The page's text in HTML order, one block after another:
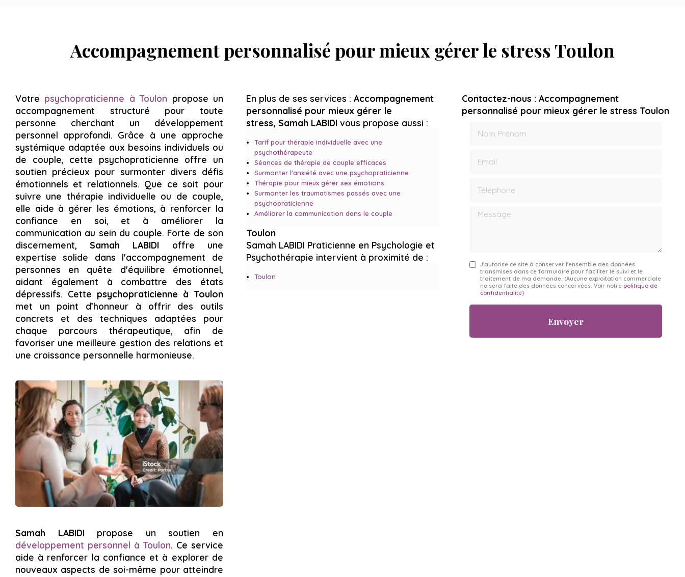
Accompagnement personnalisé pour mieux gérer le stress Toulon
Votre psychopraticienne à Toulon propose un
accompagnement structuré pour toute
personne cherchant un développement
personnel approfondi. Grâce à une approche
systémique adaptée aux besoins individuels ou
de couple, cette psychopraticienne offre un
soutien précieux pour surmonter divers défis
émotionnels et relationnels. Que ce soit pour
suivre une thérapie individuelle ou de couple,
elle aide à gérer les émotions, à renforcer la
confiance en soi, et à améliorer la
communication au sein du couple. Forte de son
discernement, Samah LABIDI offre une
expertise solide dans l'accompagnement de
personnes en quête d'équilibre émotionnel,
aidant également à combattre des états
dépressifs. Cette psychopraticienne à Toulon
met un point d’honneur à offrir des outils
concrets et des techniques adaptées pour
chaque parcours thérapeutique, afin de
favoriser une meilleure gestion des relations et
une croissance personnelle harmonieuse.
Samah LABIDIpropose un soutien en
développement personnel à Toulon. Ce service
aide à renforcer la confiance et à explorer de
nouveaux aspects de soi-même pour atteindre
En plus de ses services : Accompagnement
personnalisé pour mieux gérer le
stress, Samah LABIDIvous propose aussi :
Tarif pour thérapie individuelle avec une
psychothérapeute
Séances de thérapie de couple efficaces
Surmonter l'anxiété avec une psychopraticienne
Thérapie pour mieux gérer ses émotions
Surmonter les traumatismes passés avec une
psychopraticienne
Améliorer la communication dans le couple
Toulon
Samah LABIDI Praticienne en Psychologie et
Psychothérapie intervient à proximité de :
Toulon
Contactez-nous : Accompagnement
personnalisé pour mieux gérer le stress Toulon
Message
J'autorise ce site à conserver l'ensemble des données
transmises dans ce formulaire pour faciliter le suivi et le
traitement de ma demande. (Aucune exploitation commerciale
ne sera faite des données concervées. Voir notre politique de
confidentialité)